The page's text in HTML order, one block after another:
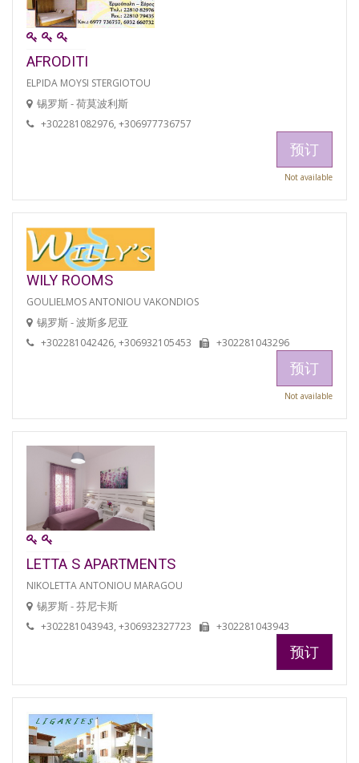
AFRODITI
ELPIDA MOYSI STERGIOTOU
锡罗斯 - 荷莫波利斯
+302281082976, +306977736757
预订
Not available
WILY ROOMS
GOULIELMOS ANTONIOU VAKONDIOS
锡罗斯 - 波斯多尼亚
+302281042426, +306932105453 +302281043296
预订
Not available
LETTA S APARTMENTS
NIKOLETTA ANTONIOU MARAGOU
锡罗斯 - 芬尼卡斯
+302281043943, +306932327723 +302281043943
预订